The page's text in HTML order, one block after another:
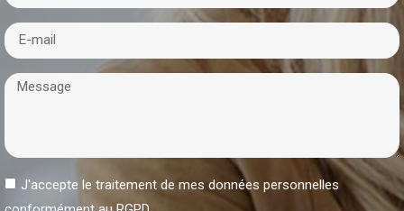
J'accepte le traitement de mes données personnelles